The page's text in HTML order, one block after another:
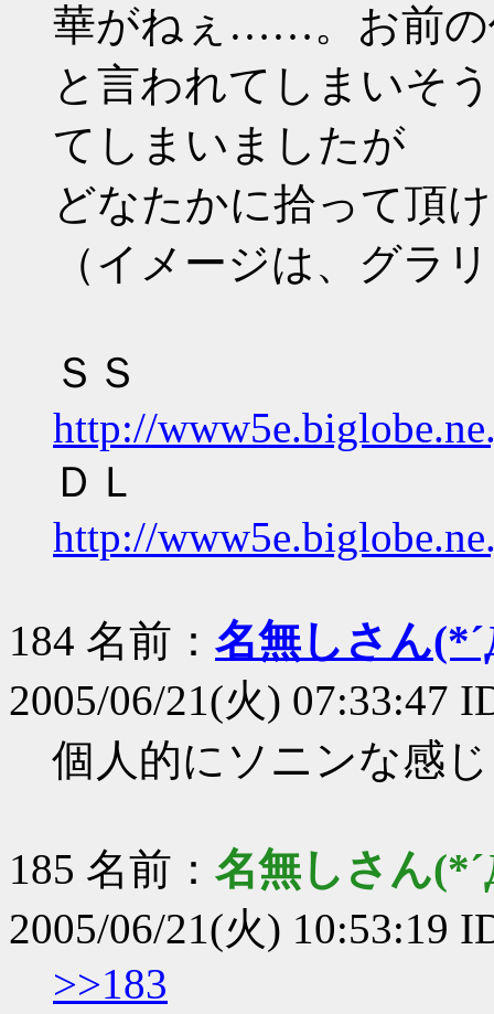
華がねぇ……。お前の
と言われてしまいそ
てしまいましたが
どなたかに拾って頂
（イメージは、グラ
ＳＳ
http://
ＤＬ
http://
184 名前： 名無しさん
2005/06/21(火) 07:33:47
個人的にソニンな感じ
185 名前： 名無しさん
2005/06/21(火) 10:53:19
>>183